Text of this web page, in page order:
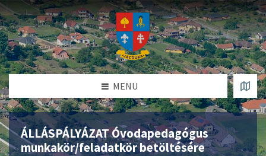
MENU
ÁLLÁSPÁLYÁZAT Óvodapedagógus
munkakör/feladatkör betöltésére